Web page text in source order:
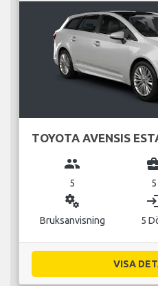
TOYOTA AVENSIS
group
5 5
miscellaneous_services
Bruksanvisning 5
VISA